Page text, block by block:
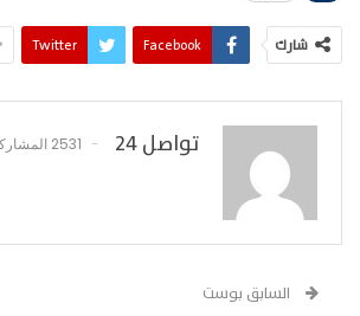
شارك Facebook
Twitter
تواصل 24 2531 المشاركات
السابق بوست